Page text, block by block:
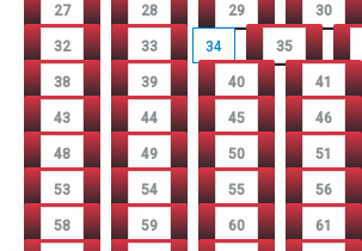
27 28 29 30
32 33 34 35
38 39 40 41
43 44 45 46
48 49 50 51
53 54 55 56
58 59 60 61